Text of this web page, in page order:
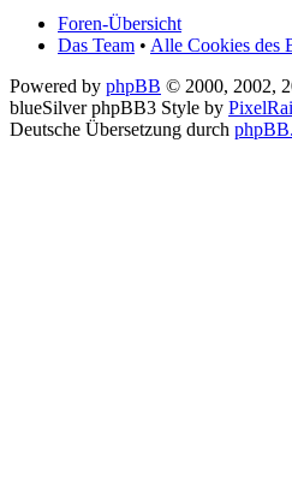
Foren-Übersicht
Das Team • Alle Cookies des
Powered by phpBB © 2000, 2002,
blueSilver phpBB3 Style by
Deutsche Übersetzung durch